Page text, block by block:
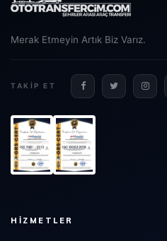
Merak Etmeyin Artık Biz Varız.
TAKIP ET
HIZMETLER